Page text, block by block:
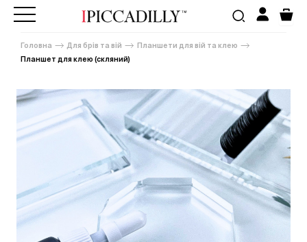
Головна Для брів та вій
Планшети для вій та клею
Планшет для клею (скляний)